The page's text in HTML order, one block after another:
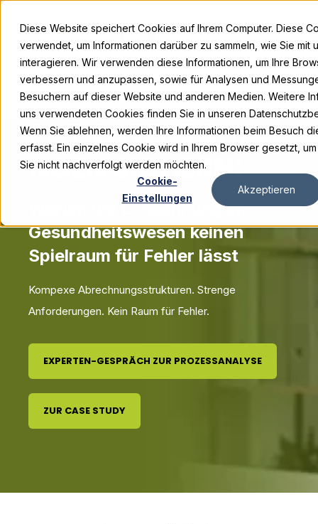
Diese Website speichert Cookies auf Ihrem Computer. Diese
verwendet, um Informationen darüber zu sammeln, wie Sie mit
interagieren. Wir verwenden diese Informationen, um Ihre
verbessern und anzupassen, sowie für Analysen und
Besuchern auf dieser Website und anderen Medien. Weitere
uns verwendeten Cookies finden Sie in unseren
Wenn Sie ablehnen, werden Ihre Informationen beim Besuch
erfasst. Ein einzelnes Cookie wird in Ihrem Browser gesetzt,
Sie nicht nachverfolgt werden möchten.
Cookie-
Einstellungen
Akzeptieren
PATIENTENZAHLU
NGEN SICHERN:
Warum die E-Rechnung im
Gesundheitswesen keinen
Spielraum für Fehler lässt
Kompexe Abrechnungsstrukturen. Strenge
Anforderungen. Kein Raum für Fehler.
EXPERTEN-GESPRÄCH ZUR PROZESSANALYSE
ZUR CASE STUDY